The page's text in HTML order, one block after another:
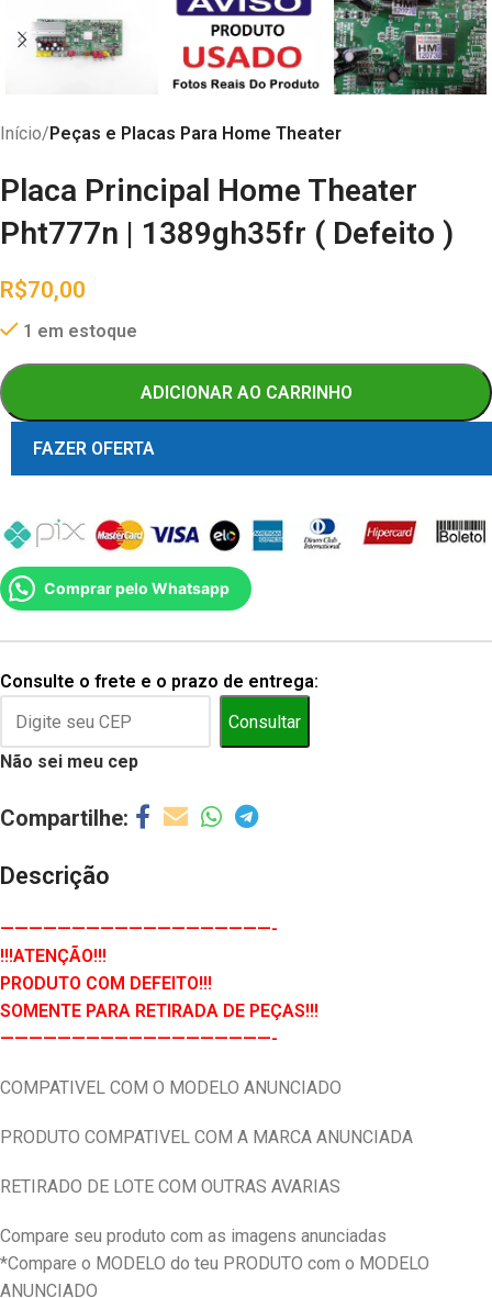
Início Peças e Placas Para Home Theater
Placa Principal Home Theater
Pht777n | 1389gh35fr ( Defeito )
R$70,00
1 em estoque
ADICIONAR AO CARRINHO
FAZER OFERTA
Comprar pelo Whatsapp
Consulte o frete e o prazo de entrega:
Consultar
Não sei meu cep
Descrição
———————————————————-
!!!ATENÇÃO!!!
PRODUTO COM DEFEITO!!!
SOMENTE PARA RETIRADA DE PEÇAS!!!
———————————————————-
COMPATIVEL COM O MODELO ANUNCIADO
PRODUTO COMPATIVEL COM A MARCA ANUNCIADA
RETIRADO DE LOTE COM OUTRAS AVARIAS
Compare seu produto com as imagens anunciadas
*Compare o MODELO do teu PRODUTO com o MODELO
ANUNCIADO